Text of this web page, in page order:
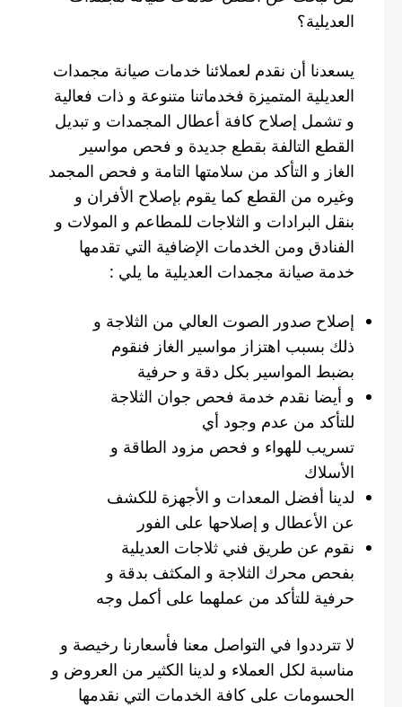
العديلية؟
يسعدنا أن نقدم لعملائنا خدمات صيانة مجمدات
العديلية المتميزة فخدماتنا متنوعة و ذات فعالية
و تشمل إصلاح كافة أعطال المجمدات و تبديل
القطع التالفة بقطع جديدة و فحص مواسير
الغاز و التأكد من سلامتها التامة و فحص المجمد
وغيره من القطع كما يقوم بإصلاح الأفران و
بنقل البرادات و الثلاجات للمطاعم و المولات و
الفنادق ومن الخدمات الإضافية التي تقدمها
خدمة صيانة مجمدات العديلية ما يلي :
إصلاح صدور الصوت العالي من الثلاجة و
ذلك بسبب اهتزاز مواسير الغاز فنقوم
بضبط المواسير بكل دقة و حرفية
و أيضا نقدم خدمة فحص جوان الثلاجة
للتأكد من عدم وجود أي
تسريب للهواء و فحص مزود الطاقة و
الأسلاك
لدينا أفضل المعدات و الأجهزة للكشف
عن الأعطال و إصلاحها على الفور
نقوم عن طريق فني ثلاجات العديلية
بفحص محرك الثلاجة و المكثف بدقة و
حرفية للتأكد من عملهما على أكمل وجه
لا تترددوا في التواصل معنا فأسعارنا رخيصة و
مناسبة لكل العملاء و لدينا الكثير من العروض و
الحسومات على كافة الخدمات التي نقدمها